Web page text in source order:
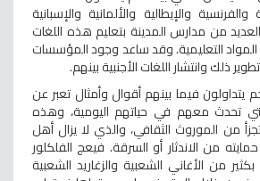
والفرنسية والإيطالية والألمانية والإسبانية
من مدارس المدينة بتعليم هذه اللغات
التعليمية. وقد ساعد وجود المؤسسات
ذلك وانتشار اللغات الأجنبية بينهم.
يتداولون فيما بينهم أقوال وأمثال تعبر عن
تحدث معهم في حياتهم اليومية، وهذه
من الموروث الثقافي، والذي لا يزال أهل
من الاندثار أو السرقة. فيعج الفلكلور
من الأغاني الشعبية والزغاريد الشعبية